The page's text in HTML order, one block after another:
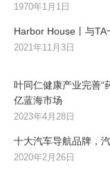
1970年1月1日
Harbor House丨与
2021年11月3日
叶同仁健康产业完善“
亿蓝海市场
2023年4月28日
十大汽车导航品牌，
2020年2月26日